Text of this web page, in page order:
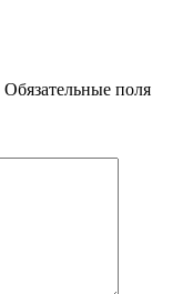
Обязательные поля